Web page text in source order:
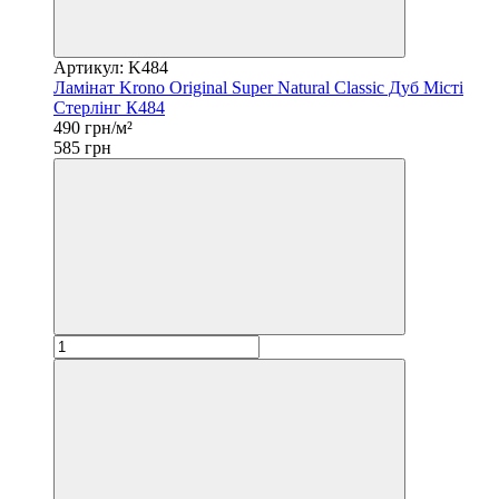
Артикул: K484
Ламінат Krono Original Super Natural Classic Дуб Місті
Стерлінг К484
490 грн/м²
585 грн